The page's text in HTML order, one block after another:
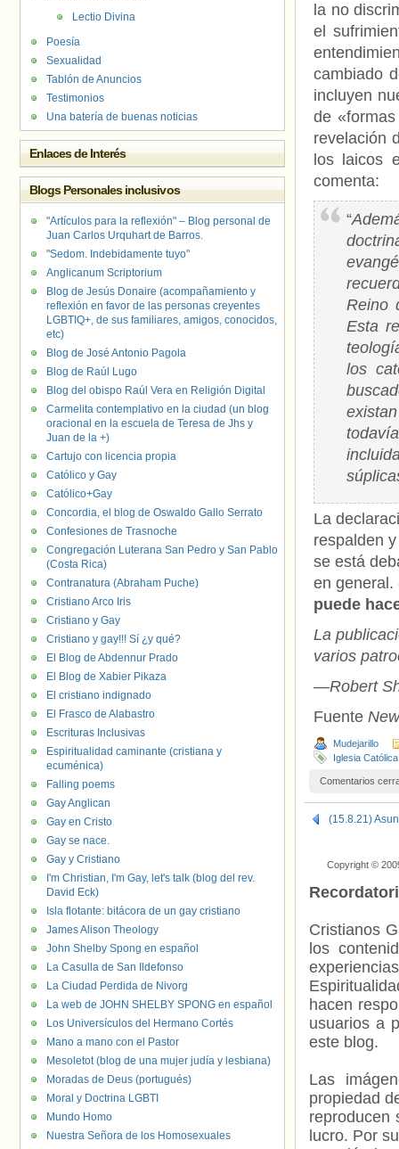
la no
el
cambiado
incluyen
de
revelación
los laicos
comenta:
“
Reino
Esta
los
La
respalden
se está
en general.
puede
La
varios
—Robert
Fuente
Mudejarillo
Iglesia Católica
Comentarios
(15.8.21)
Copyright ©
Cristianos
los
hacen
usuarios a
este blog.
Las
propiedad
reproducen
lucro. Por
Lectio Divina
Poesía
Sexualidad
Tablón de Anuncios
Testimonios
Una batería de buenas noticias
Enlaces de Interés
Blogs Personales inclusivos
"Artículos para la reflexión" – Blog personal de
Juan Carlos Urquhart de Barros.
"Sedom. Indebidamente tuyo"
Anglicanum Scriptorium
Blog de Jesús Donaire (acompañamiento y
reflexión en favor de las personas creyentes
LGBTIQ+, de sus familiares, amigos, conocidos,
etc)
Blog de José Antonio Pagola
Blog de Raúl Lugo
Blog del obispo Raúl Vera en Religión Digital
Carmelita contemplativo en la ciudad (un blog
oracional en la escuela de Teresa de Jhs y
Juan de la +)
Cartujo con licencia propia
Católico y Gay
Católico+Gay
Concordia, el blog de Oswaldo Gallo Serrato
Confesiones de Trasnoche
Congregación Luterana San Pedro y San Pablo
(Costa Rica)
Contranatura (Abraham Puche)
Cristiano Arco Iris
Cristiano y Gay
Cristiano y gay!!! Sí ¿y qué?
El Blog de Abdennur Prado
El Blog de Xabier Pikaza
El cristiano indignado
El Frasco de Alabastro
Escrituras Inclusivas
Espiritualidad caminante (cristiana y
ecuménica)
Falling poems
Gay Anglican
Gay en Cristo
Gay se nace.
Gay y Cristiano
I'm Christian, I'm Gay, let's talk (blog del rev.
David Eck)
Isla flotante: bitácora de un gay cristiano
James Alison Theology
John Shelby Spong en español
La Casulla de San Ildefonso
La Ciudad Perdida de Nivorg
La web de JOHN SHELBY SPONG en español
Los Universículos del Hermano Cortés
Mano a mano con el Pastor
Mesoletot (blog de una mujer judía y lesbiana)
Moradas de Deus (portugués)
Moral y Doctrina LGBTI
Mundo Homo
Nuestra Señora de los Homosexuales